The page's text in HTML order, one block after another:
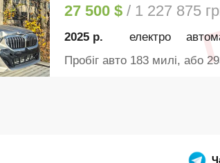
27 500 $/ 1 227 875
2025 р. електро
Пробіг авто 183 милі, або